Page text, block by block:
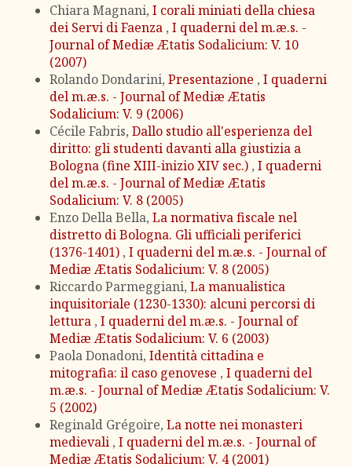
Chiara Magnani, I corali miniati della chiesa
dei Servi di Faenza , I quaderni del m.æ.s. -
Journal of Mediæ Ætatis Sodalicium: V. 10
(2007)
Rolando Dondarini, Presentazione , I quaderni
del m.æ.s. - Journal of Mediæ Ætatis
Sodalicium: V. 9 (2006)
Cécile Fabris, Dallo studio all'esperienza del
diritto: gli studenti davanti alla giustizia a
Bologna (fine XIII-inizio XIV sec.) , I quaderni
del m.æ.s. - Journal of Mediæ Ætatis
Sodalicium: V. 8 (2005)
Enzo Della Bella, La normativa fiscale nel
distretto di Bologna. Gli ufficiali periferici
(1376-1401) , I quaderni del m.æ.s. - Journal of
Mediæ Ætatis Sodalicium: V. 8 (2005)
Riccardo Parmeggiani, La manualistica
inquisitoriale (1230-1330): alcuni percorsi di
lettura , I quaderni del m.æ.s. - Journal of
Mediæ Ætatis Sodalicium: V. 6 (2003)
Paola Donadoni, Identità cittadina e
mitografia: il caso genovese , I quaderni del
m.æ.s. - Journal of Mediæ Ætatis Sodalicium: V.
5 (2002)
Reginald Grégoire, La notte nei monasteri
medievali , I quaderni del m.æ.s. - Journal of
Mediæ Ætatis Sodalicium: V. 4 (2001)